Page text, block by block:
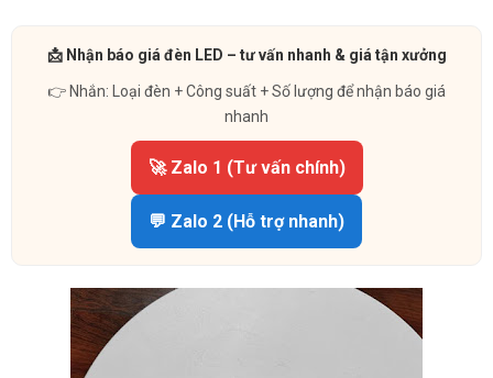
📩 Nhận báo giá đèn LED – tư vấn nhanh & giá tận xưởng
👉 Nhắn: Loại đèn + Công suất + Số lượng để nhận báo giá
nhanh
🚀 Zalo 1 (Tư vấn chính)
💬 Zalo 2 (Hỗ trợ nhanh)